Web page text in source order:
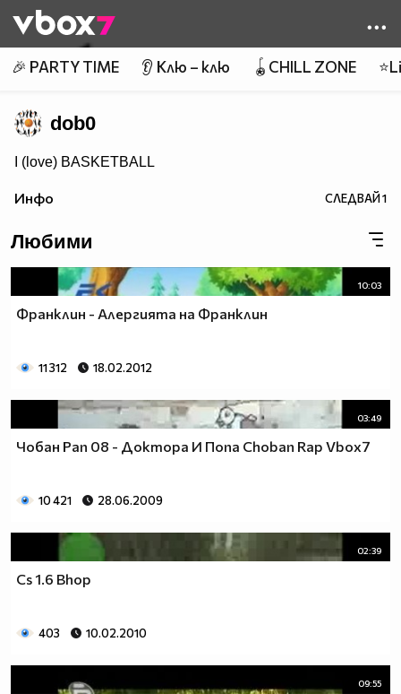
👾
🎉 PARTY TIME 👂 Клю – клю 🪀CHILL ZONE
dob0
I (love) BASKETBALL
Инфо СЛЕДВАЙ1
Любими
10:03
Франклин - Алергията на Франклин
11 312 18.02.2012
03:49
Чобан Рап 08 - Доктора И Попа Choban Rap Vbox7
10 421 28.06.2009
02:39
Cs 1.6 Bhop
403 10.02.2010
09:55